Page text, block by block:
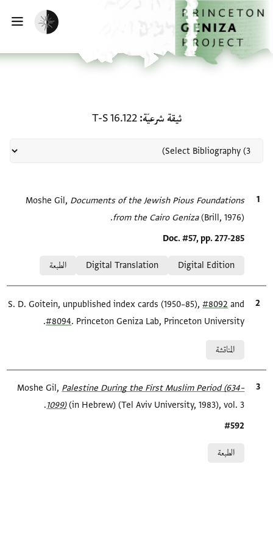
إلى المحتوى الرئيسي
الرئيسية
تفعيل الوضع المظلم
ثيقة شرعيّة T-S 16.122
الاقتباس المرجعي Moshe Gil,Documents of the Jewish Pious Foundations
from the Cairo Geniza(Brill, 1976).
Location in source
Doc. #57, pp. 277-285
Digital Edition
Digital Translation الطبعة
الاقتباس المرجعيS. D. Goitein, unpublished index cards (1950–85),#8092 and
#8094 . Princeton Geniza Lab, Princeton University.
المناقشة
الاقتباس المرجعي Moshe Gil,Palestine During the First Muslim Period (634–
1099)‎(in Hebrew) (Tel Aviv University, 1983), vol. 3.
Location in source
#592
الطبعة